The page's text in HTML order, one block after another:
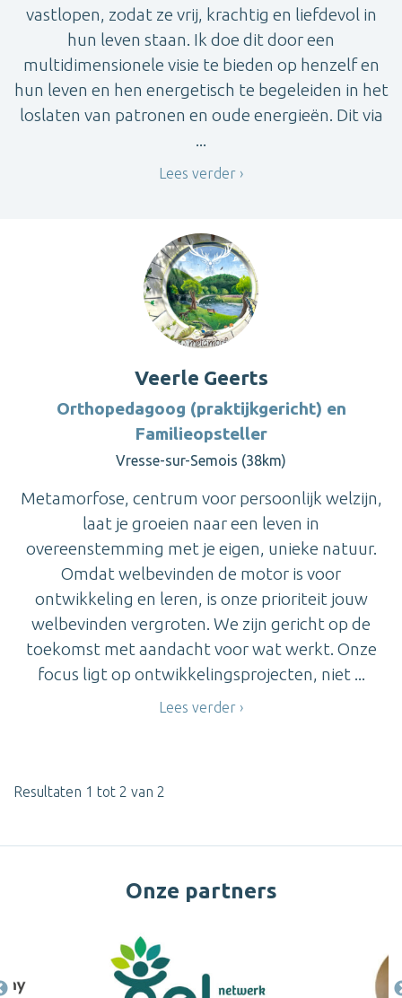
vastlopen, zodat ze vrij, krachtig en liefdevol in
hun leven staan. Ik doe dit door een
multidimensionele visie te bieden op henzelf en
hun leven en hen energetisch te begeleiden in het
loslaten van patronen en oude energieën. Dit via
...
Lees verder
Veerle Geerts
Orthopedagoog (praktijkgericht) en
Familieopsteller
Vresse-sur-Semois (38km)
Metamorfose, centrum voor persoonlijk welzijn,
laat je groeien naar een leven in
overeenstemming met je eigen, unieke natuur.
Omdat welbevinden de motor is voor
ontwikkeling en leren, is onze prioriteit jouw
welbevinden vergroten. We zijn gericht op de
toekomst met aandacht voor wat werkt. Onze
focus ligt op ontwikkelingsprojecten, niet ...
Lees verder
Resultaten 1 tot 2 van 2
Onze partners